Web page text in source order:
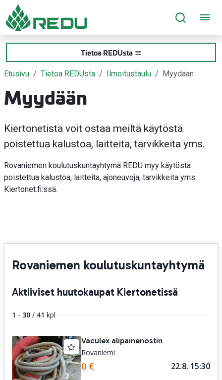
Siirry sivusisältöön
Tietoa REDUsta
Etusivu Tietoa REDUsta Ilmoitustaulu Myydään
Myydään
Kiertonetistä voit ostaa meiltä käytöstä
poistettua kalustoa, laitteita, tarvikkeita yms.
Rovaniemen koulutuskuntayhtymä REDU myy käytöstä
poistettua kalustoa, laitteita, ajoneuvoja, tarvikkeita yms.
Kiertonet.fi:ssä.